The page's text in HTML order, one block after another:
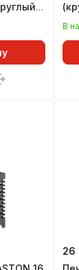
В
26